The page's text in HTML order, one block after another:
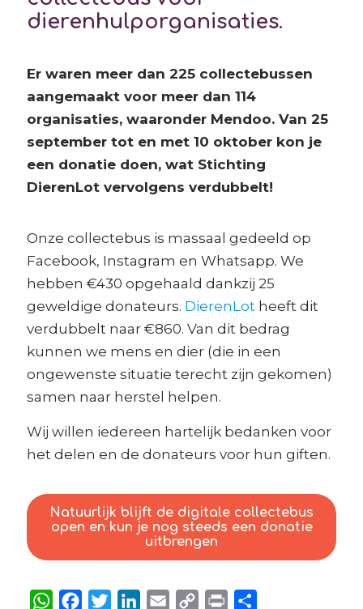
dierenhulporganisaties.
Er waren meer dan 225 collectebussen
aangemaakt voor meer dan 114
organisaties, waaronder Mendoo. Van 25
september tot en met 10 oktober kon je
een donatie doen, wat Stichting
DierenLot vervolgens verdubbelt!
Onze collectebus is massaal gedeeld op
Facebook, Instagram en Whatsapp. We
hebben €430 opgehaald dankzij 25
geweldige donateurs. DierenLot heeft dit
verdubbelt naar €860. Van dit bedrag
kunnen we mens en dier (die in een
ongewenste situatie terecht zijn gekomen)
samen naar herstel helpen.
Wij willen iedereen hartelijk bedanken voor
het delen en de donateurs voor hun giften.
Natuurlijk blijft de digitale collectebus
open en kun je nog steeds een donatie
uitbrengen
WhatsAppFacebookTwitterLinkedIn
Email Copy
Print